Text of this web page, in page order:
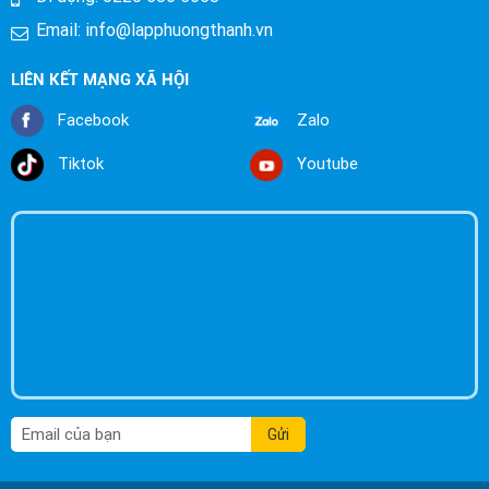
Email: info@lapphuongthanh.vn
LIÊN KẾT MẠNG XÃ HỘI
Facebook Zalo
Tiktok Youtube
Gửi